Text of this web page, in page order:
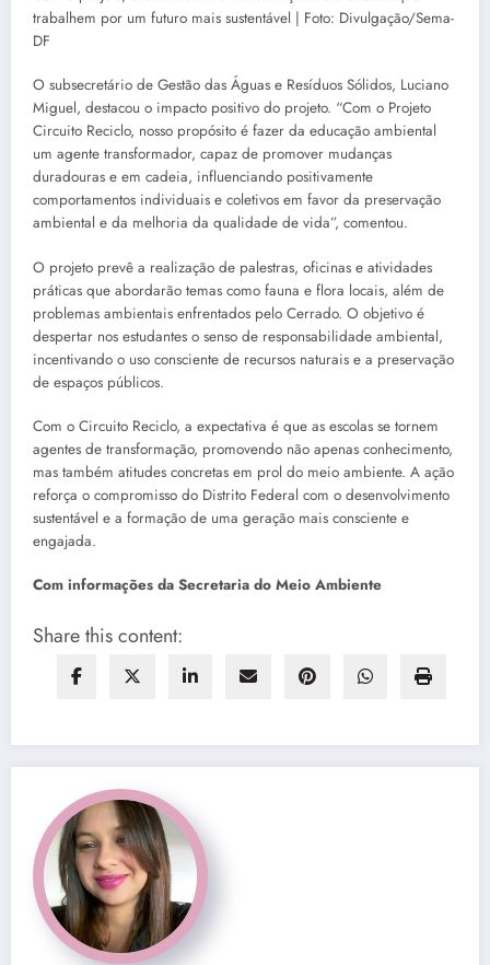
trabalhem por um futuro mais sustentável | Foto: Divulgação/Sema-
DF
O subsecretário de Gestão das Águas e Resíduos Sólidos, Luciano
Miguel, destacou o impacto positivo do projeto. “Com o Projeto
Circuito Reciclo, nosso propósito é fazer da educação ambiental
um agente transformador, capaz de promover mudanças
duradouras e em cadeia, influenciando positivamente
comportamentos individuais e coletivos em favor da preservação
ambiental e da melhoria da qualidade de vida”, comentou.
O projeto prevê a realização de palestras, oficinas e atividades
práticas que abordarão temas como fauna e flora locais, além de
problemas ambientais enfrentados pelo Cerrado. O objetivo é
despertar nos estudantes o senso de responsabilidade ambiental,
incentivando o uso consciente de recursos naturais e a preservação
de espaços públicos.
Com o Circuito Reciclo, a expectativa é que as escolas se tornem
agentes de transformação, promovendo não apenas conhecimento,
mas também atitudes concretas em prol do meio ambiente. A ação
reforça o compromisso do Distrito Federal com o desenvolvimento
sustentável e a formação de uma geração mais consciente e
engajada.
Com informações da Secretaria do Meio Ambiente
Share this content: